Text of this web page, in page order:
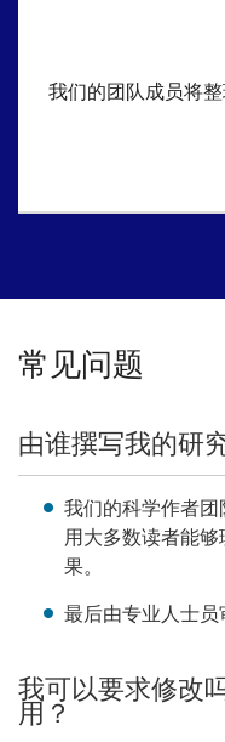
我们的团队成员将
常见问题
由谁撰写我的研
我们的科学作者
用大多数读者能
果。
最后由专业人士员
我可以要求修改
用？